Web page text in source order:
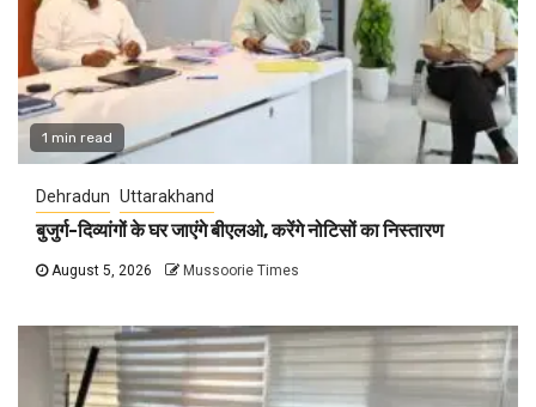
1 min read
Dehradun Uttarakhand
बुजुर्ग-दिव्यांगों के घर जाएंगे बीएलओ, करेंगे नोटिसों का निस्तारण
August 5, 2026 Mussoorie Times